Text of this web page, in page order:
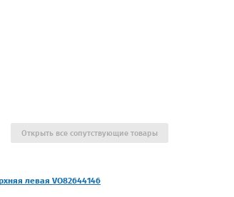
левая VO82644146
Открыть все сопутствующие товары